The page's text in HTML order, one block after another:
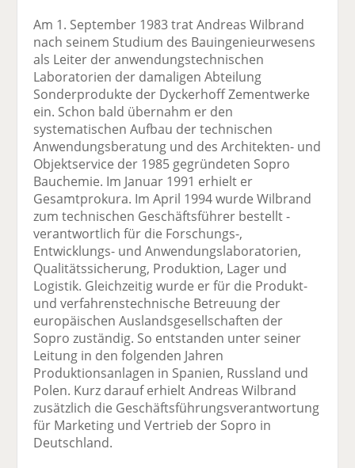
Am 1. September 1983 trat Andreas Wilbrand
nach seinem Studium des Bauingenieurwesens
als Leiter der anwendungstechnischen
Laboratorien der damaligen Abteilung
Sonderprodukte der Dyckerhoff Zementwerke
ein. Schon bald übernahm er den
systematischen Aufbau der technischen
Anwendungsberatung und des Architekten- und
Objektservice der 1985 gegründeten Sopro
Bauchemie. Im Januar 1991 erhielt er
Gesamtprokura. Im April 1994 wurde Wilbrand
zum technischen Geschäftsführer bestellt -
verantwortlich für die Forschungs-,
Entwicklungs- und Anwendungslaboratorien,
Qualitätssicherung, Produktion, Lager und
Logistik. Gleichzeitig wurde er für die Produkt-
und verfahrenstechnische Betreuung der
europäischen Auslandsgesellschaften der
Sopro zuständig. So entstanden unter seiner
Leitung in den folgenden Jahren
Produktionsanlagen in Spanien, Russland und
Polen. Kurz darauf erhielt Andreas Wilbrand
zusätzlich die Geschäftsführungsverantwortung
für Marketing und Vertrieb der Sopro in
Deutschland.